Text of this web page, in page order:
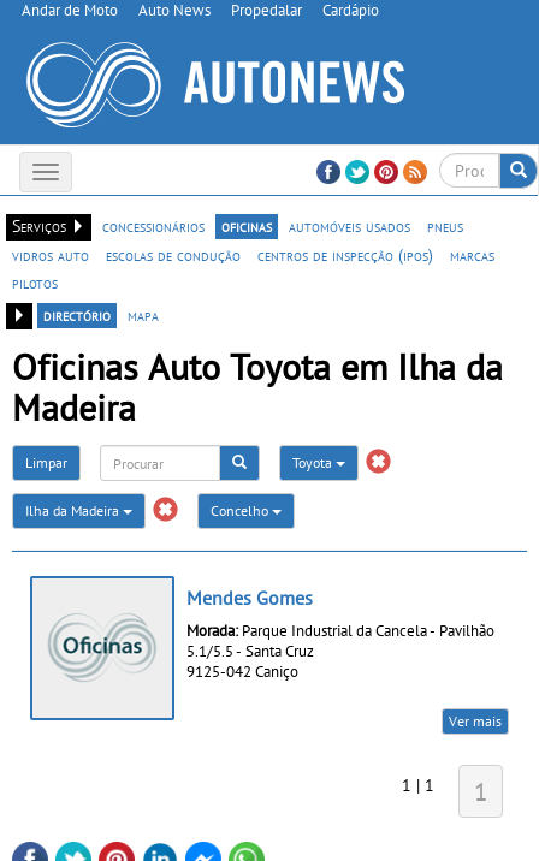
Andar de Moto Auto News Propedalar Cardápio
Toggle
navigation
Serviços
concessionários oficinas automóveis usados
pneus
vidros auto
escolas de condução centros de inspecção (ipos)
marcas
pilotos
directório
mapa
Oficinas Auto Toyota em Ilha da
Madeira
Limpar Toyota
Ilha da Madeira Concelho
Mendes Gomes
Morada: Parque Industrial da Cancela - Pavilhão
5.1/5.5 - Santa Cruz
9125-042 Caniço
Ver mais
1 | 1 1